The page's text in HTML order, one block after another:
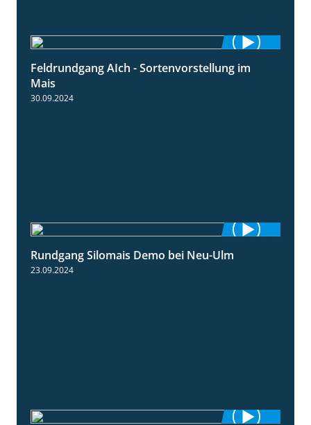
11:24
Feldrundgang AIch - Sortenvorstellung im
Mais
30.09.2024
Rundgang Silomais Demo bei Neu-Ulm
23.09.2024